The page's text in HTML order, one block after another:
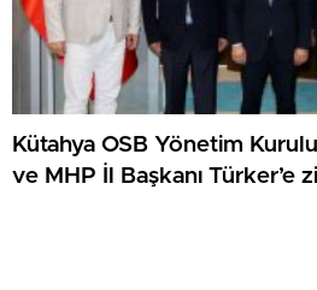
Kütahya OSB Yönetim
ve MHP İl Başkanı Türker’e